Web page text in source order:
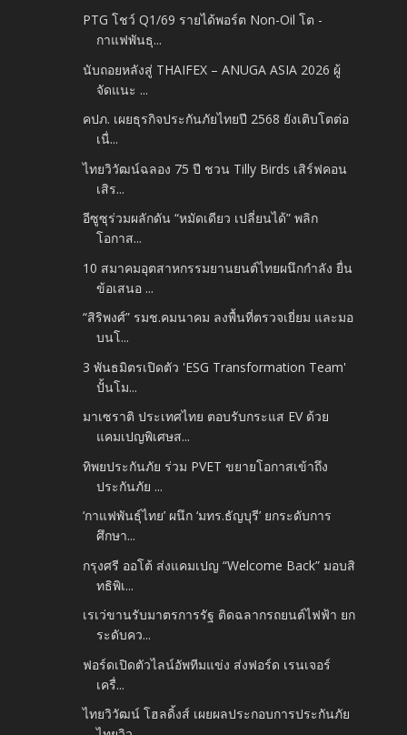
PTG โชว์ Q1/69 รายได้พอร์ต Non-Oil โต -
กาแฟพันธุ...
นับถอยหลังสู่ THAIFEX – ANUGA ASIA 2026 ผู้
จัดแนะ ...
คปภ. เผยธุรกิจประกันภัยไทยปี 2568 ยังเติบโตต่อ
เนื่...
ไทยวิวัฒน์ฉลอง 75 ปี ชวน Tilly Birds เสิร์ฟคอน
เสิร...
อีซูซุร่วมผลักดัน “หมัดเดียว เปลี่ยนได้” พลิก
โอกาส...
10 สมาคมอุตสาหกรรมยานยนต์ไทยผนึกกำลัง ยื่น
ข้อเสนอ ...
“สิริพงศ์” รมช.คมนาคม ลงพื้นที่ตรวจเยี่ยม และมอ
บนโ...
3 พันธมิตรเปิดตัว 'ESG Transformation Team'
ปั้นโม...
มาเซราติ ประเทศไทย ตอบรับกระแส EV ด้วย
แคมเปญพิเศษส...
ทิพยประกันภัย ร่วม PVET ขยายโอกาสเข้าถึง
ประกันภัย ...
‘กาแฟพันธุ์ไทย’ ผนึก ‘มทร.ธัญบุรี’ ยกระดับการ
ศึกษา...
กรุงศรี ออโต้ ส่งแคมเปญ “Welcome Back” มอบสิ
ทธิพิเ...
เรเว่ขานรับมาตรการรัฐ ติดฉลากรถยนต์ไฟฟ้า ยก
ระดับคว...
ฟอร์ดเปิดตัวไลน์อัพทีมแข่ง ส่งฟอร์ด เรนเจอร์
เครื่...
ไทยวิวัฒน์ โฮลดิ้งส์ เผยผลประกอบการประกันภัย